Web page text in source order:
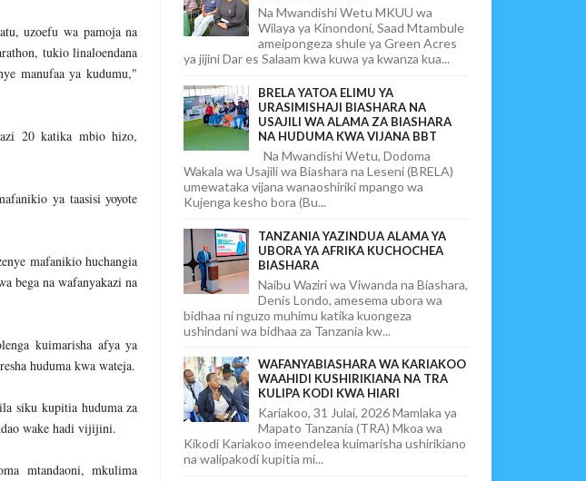
uzoefu wa pamoja na
tukio linaloendana
manufaa ya kudumu,"
20 katika mbio hizo,
ya taasisi yoyote
mafanikio huchangia
bega na wafanyakazi na
kuimarisha afya ya
huduma kwa wateja.
siku kupitia huduma za
wake hadi vijijini.
mtandaoni, mkulima
Na Mwandishi Wetu MKUU wa
Wilaya ya Kinondoni, Saad Mtambule
ameipongeza shule ya Green Acres
ya jijini Dar es Salaam kwa kuwa ya kwanza kua...
BRELA YATOA ELIMU YA
URASIMISHAJI BIASHARA NA
USAJILI WA ALAMA ZA BIASHARA
NA HUDUMA KWA VIJANA BBT
Na Mwandishi Wetu, Dodoma
Wakala wa Usajili wa Biashara na Leseni (BRELA)
umewataka vijana wanaoshiriki mpango wa
Kujenga kesho bora (Bu...
TANZANIA YAZINDUA ALAMA YA
UBORA YA AFRIKA KUCHOCHEA
BIASHARA
Naibu Waziri wa Viwanda na Biashara,
Denis Londo, amesema ubora wa
bidhaa ni nguzo muhimu katika kuongeza
ushindani wa bidhaa za Tanzania kw...
WAFANYABIASHARA WA KARIAKOO
WAAHIDI KUSHIRIKIANA NA TRA
KULIPA KODI KWA HIARI
Kariakoo, 31 Julai, 2026 Mamlaka ya
Mapato Tanzania (TRA) Mkoa wa
Kikodi Kariakoo imeendelea kuimarisha ushirikiano
na walipakodi kupitia mi...